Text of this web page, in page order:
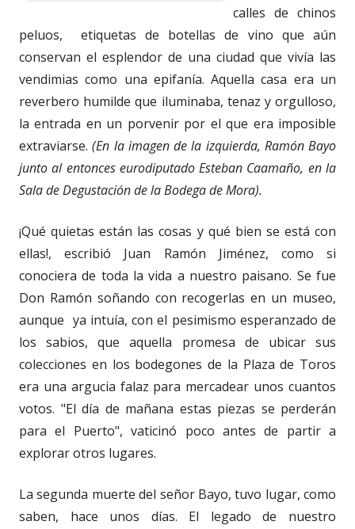
calles de chinos
peluos, etiquetas de botellas de vino que aún
conservan el esplendor de una ciudad que vivía las
vendimias como una epifanía. Aquella casa era un
reverbero humilde que iluminaba, tenaz y orgulloso,
la entrada en un porvenir por el que era imposible
extraviarse.(En la imagen de la izquierda, Ramón Bayo
junto al entonces eurodiputado Esteban Caamaño, en la
Sala de Degustación de la Bodega de Mora).
¡Qué quietas están las cosas y qué bien se está con
ellas!, escribió Juan Ramón Jiménez, como si
conociera de toda la vida a nuestro paisano. Se fue
Don Ramón soñando con recogerlas en un museo,
aunque ya intuía, con el pesimismo esperanzado de
los sabios, que aquella promesa de ubicar sus
colecciones en los bodegones de la Plaza de Toros
era una argucia falaz para mercadear unos cuantos
votos. "El día de mañana estas piezas se perderán
para el Puerto", vaticinó poco antes de partir a
explorar otros lugares.
La segunda muerte del señor Bayo, tuvo lugar, como
saben, hace unos días. El legado de nuestro